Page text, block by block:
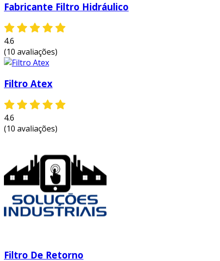
Fabricante Filtro Hidráulico
4.6
(10 avaliações)
Filtro Atex
4.6
(10 avaliações)
Filtro De Retorno